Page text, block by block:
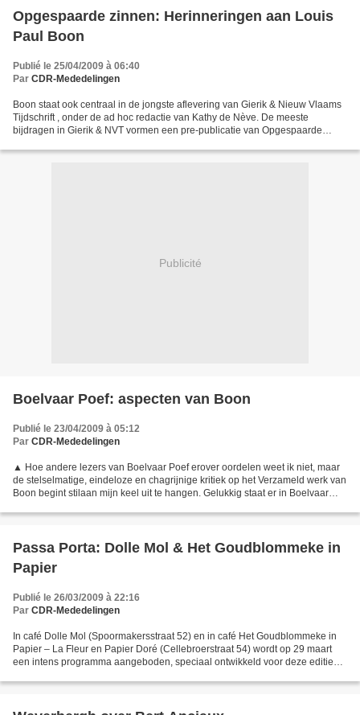
Opgespaarde zinnen: Herinneringen aan Louis
Paul Boon
Publié le 25/04/2009 à 06:40
Par CDR-Mededelingen
Boon staat ook centraal in de jongste aflevering van Gierik & Nieuw Vlaams
Tijdschrift , onder de ad hoc redactie van Kathy de Nève. De meeste
bijdragen in Gierik & NVT vormen een pre-publicatie van Opgespaarde
Publicité
Boelvaar Poef: aspecten van Boon
Publié le 23/04/2009 à 05:12
Par CDR-Mededelingen
▲ Hoe andere lezers van Boelvaar Poef erover oordelen weet ik niet, maar
de stelselmatige, eindeloze en chagrijnige kritiek op het Verzameld werk van
Boon begint stilaan mijn keel uit te hangen. Gelukkig staat er in Boelvaar
Passa Porta: Dolle Mol & Het Goudblommeke in
Papier
Publié le 26/03/2009 à 22:16
Par CDR-Mededelingen
In café Dolle Mol (Spoormakersstraat 52) en in café Het Goudblommeke in
Papier – La Fleur en Papier Doré (Cellebroerstraat 54) wordt op 29 maart
een intens programma aangeboden, speciaal ontwikkeld voor deze editie